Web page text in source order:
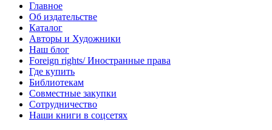
Главное
Об издательстве
Каталог
Авторы и Художники
Наш блог
Foreign rights/ Иностранные права
Где купить
Библиотекам
Совместные закупки
Сотрудничество
Наши книги в соцсетях